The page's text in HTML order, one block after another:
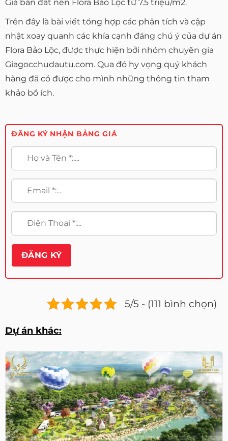
Giá bán đất nền Flora Bảo Lộc từ 7.5 triệu/m2.
Trên đây là bài viết tổng hợp các phân tích và cập
nhật xoay quanh các khía cạnh đáng chú ý của dự án
Flora Bảo Lộc, được thực hiện bởi nhóm chuyên gia
Giagocchudautu.com. Qua đó hy vọng quý khách
hàng đã có được cho mình những thông tin tham
khảo bổ ích.
ĐĂNG KÝ NHẬN BẢNG GIÁ
5/5 - (111 bình chọn)
Dự án khác: